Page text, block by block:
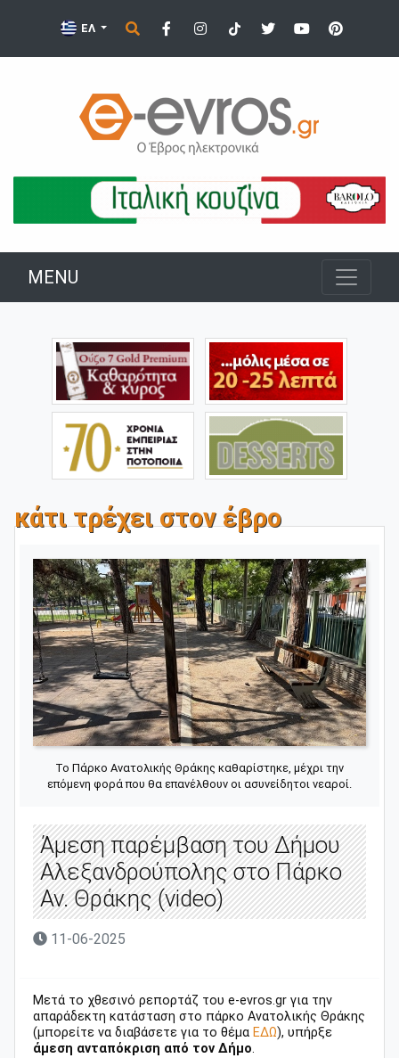
ΕΛ
MENU
κάτι τρέχει στον έβρο
Το Πάρκο Ανατολικής Θράκης καθαρίστηκε, μέχρι την
επόμενη φορά που θα επανέλθουν οι ασυνείδητοι νεαροί.
Άμεση παρέμβαση του Δήμου
Αλεξανδρούπολης στο Πάρκο
Αν. Θράκης (video)
11-06-2025
Μετά το χθεσινό ρεπορτάζ του e-evros.gr για την
απαράδεκτη κατάσταση στο πάρκο Ανατολικής Θράκης
(μπορείτε να διαβάσετε για το θέμα ΕΔΩ), υπήρξε
άμεση ανταπόκριση από τον Δήμο.